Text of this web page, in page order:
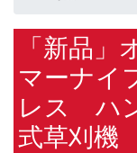
「新品
マーナイ
レス ハ
式草刈機